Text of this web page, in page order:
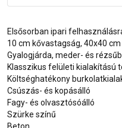
Elsősorban ipari
10 cm kővastagság, 40x40 cm
Gyalogjárda, meder- és
Klasszikus felületi kialakítású
Költséghatékony
Csúszás- és kopásálló
Fagy- és olvasztósóálló
Szürke színű
Beton